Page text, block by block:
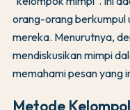
orang-orang berkumpul
mereka. Menurutnya,
mendiskusikan mimpi
memahami pesan yang
Metode